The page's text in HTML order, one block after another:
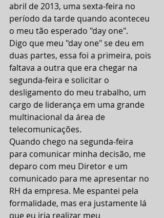
abril de 2013, uma sexta-feira no
período da tarde quando aconteceu
o meu tão esperado "day one".
Digo que meu "day one" se deu em
duas partes, essa foi a primeira, pois
faltava a outra que era chegar na
segunda-feira e solicitar o
desligamento do meu trabalho, um
cargo de liderança em uma grande
multinacional da área de
telecomunicações.
Quando chego na segunda-feira
para comunicar minha decisão, me
deparo com meu Diretor e um
comunicado para me apresentar no
RH da empresa. Me espantei pela
formalidade, mas era justamente lá
que eu iria realizar meu